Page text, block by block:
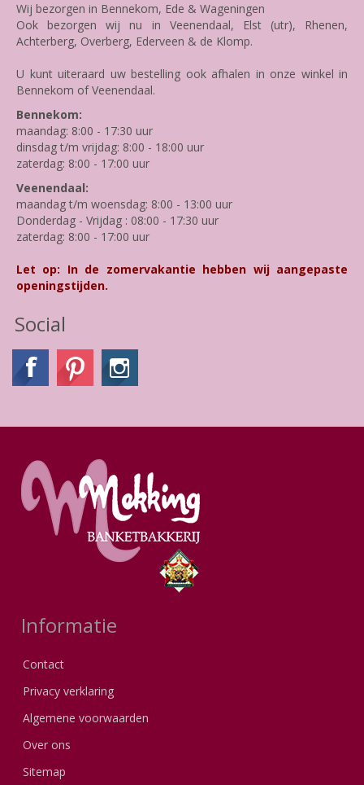
Wij bezorgen in Bennekom, Ede & Wageningen
Ook bezorgen wij nu in Veenendaal, Elst (utr), Rhenen,
Achterberg, Overberg, Ederveen & de Klomp.
U kunt uiteraard uw bestelling ook afhalen in onze winkel in
Bennekom of Veenendaal.
Bennekom:
maandag: 8:00 - 17:30 uur
dinsdag t/m vrijdag: 8:00 - 18:00 uur
zaterdag: 8:00 - 17:00 uur
Veenendaal:
maandag t/m woensdag: 8:00 - 13:00 uur
Donderdag - Vrijdag : 08:00 - 17:30 uur
zaterdag: 8:00 - 17:00 uur
Let op: In de zomervakantie hebben wij aangepaste
openingstijden.
Social
Informatie
Contact
Privacy verklaring
Algemene voorwaarden
Over ons
Sitemap